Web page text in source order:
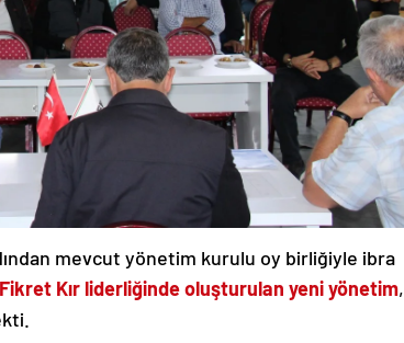
mevcut yönetim kurulu oy birliğiyle ibra
Fikret Kır liderliğinde oluşturulan yeni yönetim,